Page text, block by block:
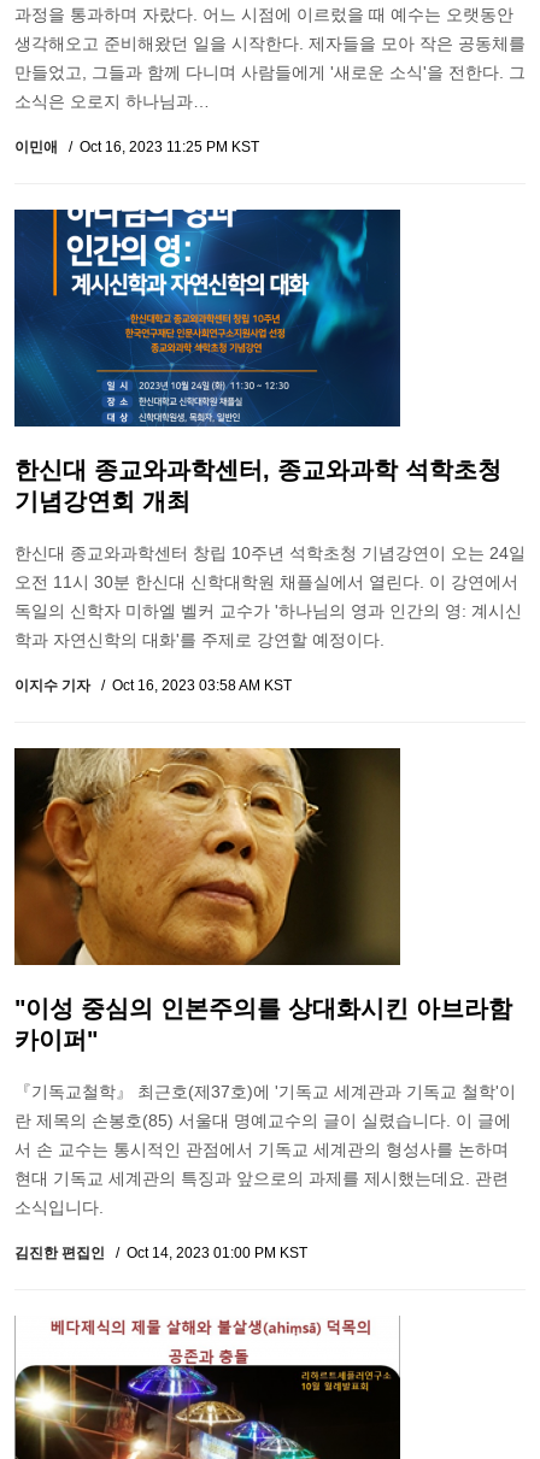
과정을 통과하며 자랐다. 어느 시점에 이르렀을 때 예수는 오랫동안
생각해오고 준비해왔던 일을 시작한다. 제자들을 모아 작은 공동체를
만들었고, 그들과 함께 다니며 사람들에게 '새로운 소식'을 전한다. 그
소식은 오로지 하나님과…
이민애 Oct 16, 2023 11:25 PM KST
한신대 종교와과학센터, 종교와과학 석학초청
기념강연회 개최
한신대 종교와과학센터 창립 10주년 석학초청 기념강연이 오는 24일
오전 11시 30분 한신대 신학대학원 채플실에서 열린다. 이 강연에서
독일의 신학자 미하엘 벨커 교수가 '하나님의 영과 인간의 영: 계시신
학과 자연신학의 대화'를 주제로 강연할 예정이다.
이지수 기자 Oct 16, 2023 03:58 AM KST
"이성 중심의 인본주의를 상대화시킨 아브라함
카이퍼"
『기독교철학』 최근호(제37호)에 '기독교 세계관과 기독교 철학'이
란 제목의 손봉호(85) 서울대 명예교수의 글이 실렸습니다. 이 글에
서 손 교수는 통시적인 관점에서 기독교 세계관의 형성사를 논하며
현대 기독교 세계관의 특징과 앞으로의 과제를 제시했는데요. 관련
소식입니다.
김진한 편집인 Oct 14, 2023 01:00 PM KST